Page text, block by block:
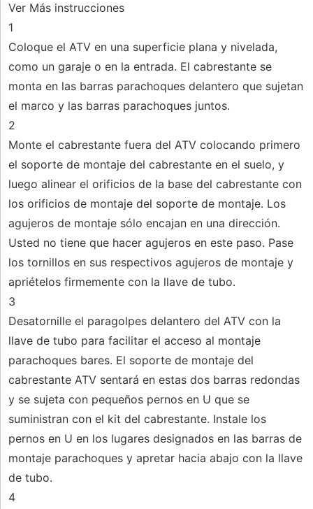
Ver Más instrucciones
1
Coloque el ATV en una superficie plana y nivelada,
como un garaje o en la entrada. El cabrestante se
monta en las barras parachoques delantero que sujetan
el marco y las barras parachoques juntos.
2
Monte el cabrestante fuera del ATV colocando primero
el soporte de montaje del cabrestante en el suelo, y
luego alinear el orificios de la base del cabrestante con
los orificios de montaje del soporte de montaje. Los
agujeros de montaje sólo encajan en una dirección.
Usted no tiene que hacer agujeros en este paso. Pase
los tornillos en sus respectivos agujeros de montaje y
apriételos firmemente con la llave de tubo.
3
Desatornille el paragolpes delantero del ATV con la
llave de tubo para facilitar el acceso al montaje
parachoques bares. El soporte de montaje del
cabrestante ATV sentará en estas dos barras redondas
y se sujeta con pequeños pernos en U que se
suministran con el kit del cabrestante. Instale los
pernos en U en los lugares designados en las barras de
montaje parachoques y apretar hacia abajo con la llave
de tubo.
4